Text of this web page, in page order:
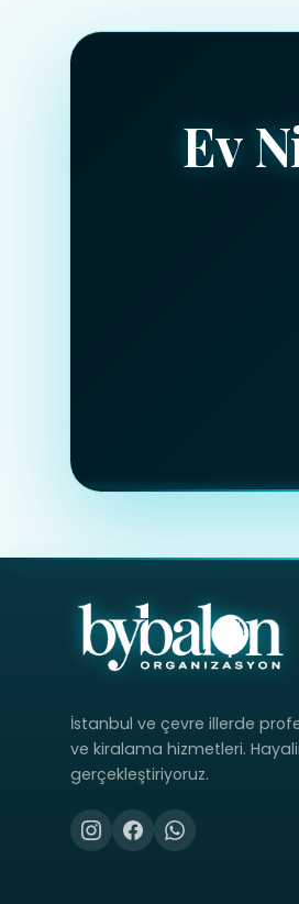
Ev
İstanbul ve çevre illerde
ve kiralama hizmetleri.
gerçekleştiriyoruz.